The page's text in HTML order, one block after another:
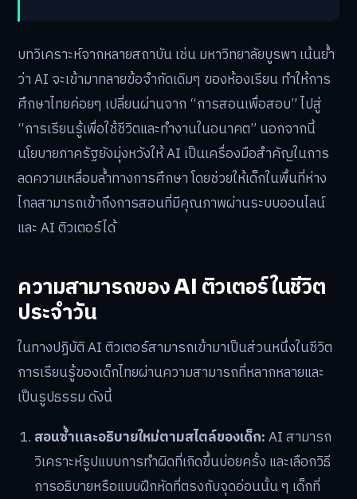
บทวิเคราะห์จากหลายสถาบัน เช่น มหาวิทยาลัยบูรพา เน้นย้ำ
ว่า AI จะเข้ามาทลายข้อจำกัดเดิมๆ ของห้องเรียน ทำให้การ
ศึกษาไทยค่อยๆ เปลี่ยนผ่านจาก “การสอนเพื่อสอบ” ไปสู่
“การเรียนรู้เพื่อใช้ชีวิตและทำงานในอนาคต” นอกจากนี้
นโยบายภาครัฐยังมุ่งหวังให้ AI เป็นเครื่องมือสำคัญในการ
ลดความเหลื่อมล้ำทางการศึกษา โดยช่วยให้เด็กในพื้นที่ห่าง
ไกลสามารถเข้าถึงการสอนที่มีคุณภาพผ่านระบบออนไลน์
และ AI ติวเตอร์ได้
ความสามารถของ AI ติวเตอร์ในชีวิต
ประจำวัน
ในทางปฏิบัติ AI ติวเตอร์สามารถเข้ามาเป็นส่วนหนึ่งในชีวิต
การเรียนรู้ของเด็กไทยผ่านความสามารถที่หลากหลายและ
เป็นรูปธรรม ดังนี้
สอนซ้ำและอธิบายใหม่ตามสไตล์ของเด็ก:AI สามารถ
วิเคราะห์รูปแบบการทำผิดที่เกิดขึ้นบ่อยครั้ง และเลือกวิธี
การอธิบายหรือแบบฝึกหัดที่ตรงกับจุดอ่อนนั้น ๆ เด็กที่